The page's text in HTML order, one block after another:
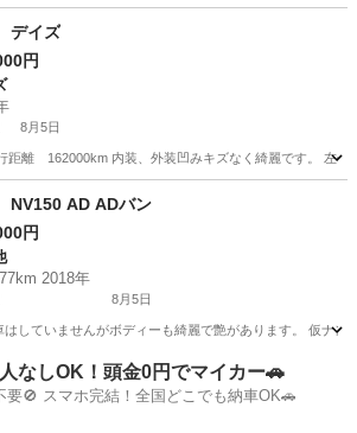
デイズ
円
8月5日
離 162000km 内装、外装凹みキズなく綺麗です。 左側
デイズ
日産 NV150 AD ADバン
円
2018年
8月5日
はしていませんがボディーも綺麗で艶があります。 仮ナ
その他
なしOK！頭金0円でマイカー🚗
要🚫 スマホ完結！全国どこでも納車OK🚗